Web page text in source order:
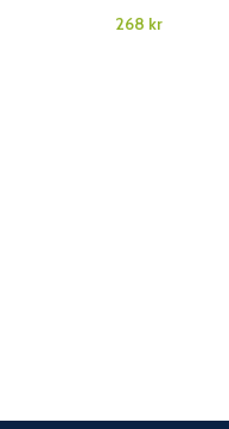
kr